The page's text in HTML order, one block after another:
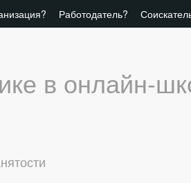
Работодатель?
в онлайн-